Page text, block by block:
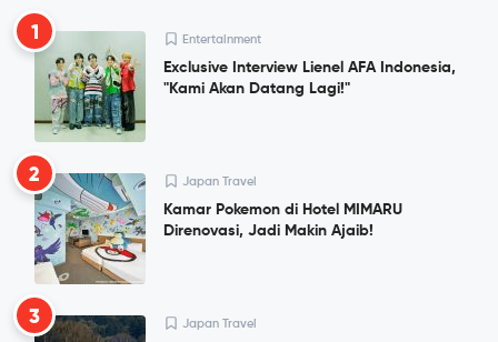
1 Entertainment
Exclusive Interview Lienel AFA Indonesia,
"Kami Akan Datang Lagi!"
2 Japan Travel
Kamar Pokemon di Hotel MIMARU
Direnovasi, Jadi Makin Ajaib!
3 Japan Travel